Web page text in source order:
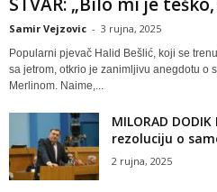
Samir Vejzovic - 3 rujna, 2025
Popularni pjevač Halid Bešlić, koji se
sa jetrom, otkrio je zanimljivu anegdotu o
Merlinom. Naime,...
MILORAD
rezoluciju o
2 rujna, 2025